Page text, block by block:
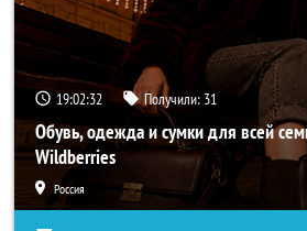
19:02:30 Получили: 31
Обувь, одежда и сумки для всей
Wildberries
Россия